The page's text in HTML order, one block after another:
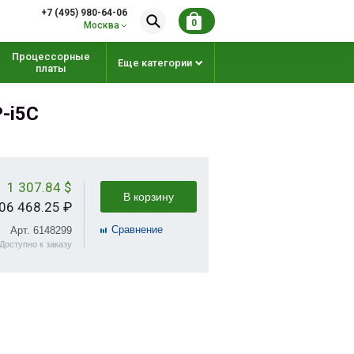
+7 (495) 980-64-06
Москва
0
Процессорные
платы
Еще категории
i5C
1 307.84 $
468.25 ₽
Арт. 6148299
к заказу
В корзину
Cравнение